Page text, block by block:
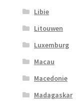
Libie
Litouwen
Luxemburg
Macau
Macedonie
Madagaskar